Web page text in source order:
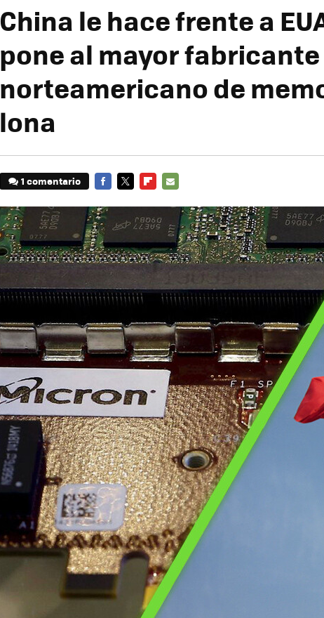
China le hace frente a
pone al mayor fabricante
norteamericano de
lona
1 comentario
MAIL